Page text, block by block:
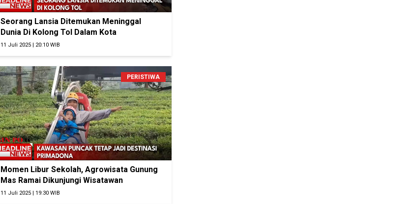
Seorang Lansia Ditemukan Meninggal
Dunia Di Kolong Tol Dalam Kota
11 Juli 2025 | 20:10 WIB
PERISTIWA
Momen Libur Sekolah, Agrowisata Gunung
Mas Ramai Dikunjungi Wisatawan
11 Juli 2025 | 19:30 WIB